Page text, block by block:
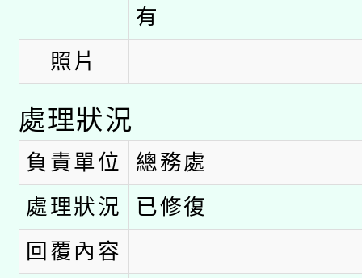
有
照片
處理狀況
負責單位
總務處
處理狀況
已修復
回覆內容